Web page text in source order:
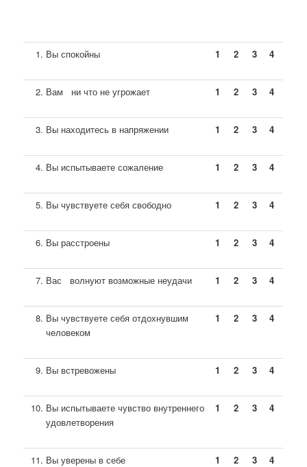
Вы спокойны 1 2 3 4
Вам ни что не угрожает 1 2 3 4
Вы находитесь в напряжении 1 2 3 4
Вы испытываете сожаление 1 2 3 4
Вы чувствуете себя свободно 1 2 3 4
Вы расстроены 1 2 3 4
Вас волнуют возможные неудачи 1 2 3 4
Вы чувствуете себя отдохнувшим
человеком
1 2 3 4
Вы встревожены 1 2 3 4
Вы испытываете чувство внутреннего
удовлетворения
1 2 3 4
Вы уверены в себе 1 2 3 4